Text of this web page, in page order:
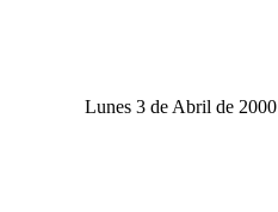
Lunes 3 de Abril de 2000